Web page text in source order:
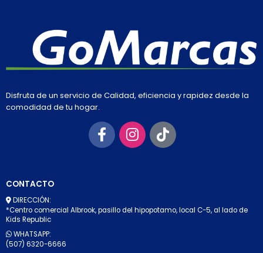
Disfruta de un servicio de Calidad, eficiencia y rapidez desde la
comodidad de tu hogar.
CONTACTO
DIRECCIÓN:
*Centro comercial Albrook, pasillo del hipopotamo, local C-5, al lado de
Kids Republic
WHATSAPP:
(507) 6320-6666